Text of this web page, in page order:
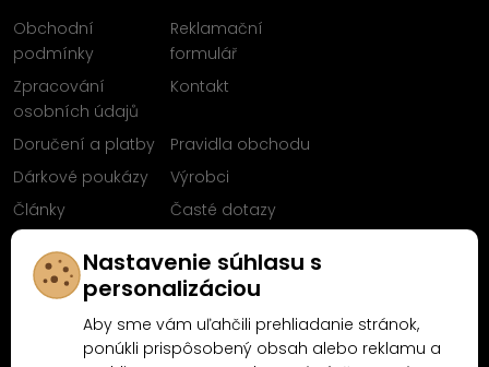
Obchodní
podmínky
Reklamační
formulář
Zpracování
osobních údajů
Kontakt
Doručení a platby
Pravidla obchodu
Dárkové poukázy
Výrobci
Články
Časté dotazy
FacebookuNastavenie súhlasu s
personalizáciou
Aby sme vám uľahčili prehliadanie stránok,
ponúkli prispôsobený obsah alebo reklamu a